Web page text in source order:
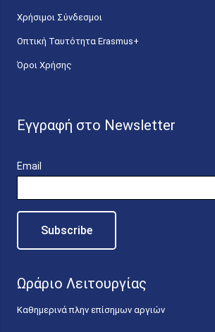
Χρήσιμοι Σύνδεσμοι
Οπτική Ταυτότητα Erasmus+
Όροι Χρήσης
Εγγραφή στο Newsletter
Email
Ωράριο Λειτουργίας
Καθημερινά πλην επίσημων αργιών